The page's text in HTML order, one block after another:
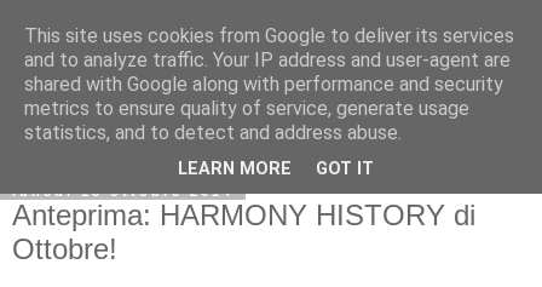
lunedì 13 ottobre 2014
Anteprima: HARMONY HISTORY di
Ottobre!
This site uses cookies from Google to deliver its services
and to analyze traffic. Your IP address and user-agent are
shared with Google along with performance and security
metrics to ensure quality of service, generate usage
statistics, and to detect and address abuse.
LEARN MORE GOT IT